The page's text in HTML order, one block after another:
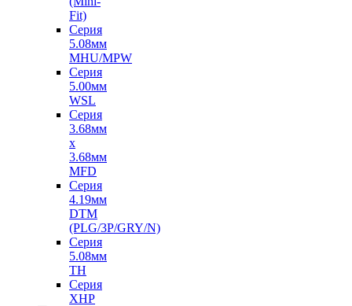
Fit)
Серия
5.08мм
MHU/MPW
Серия
5.00мм
WSL
Серия
3.68мм
х
3.68мм
MFD
Серия
4.19мм
DTM
(PLG/3P/GRY/N)
Серия
5.08мм
TH
Серия
XHP